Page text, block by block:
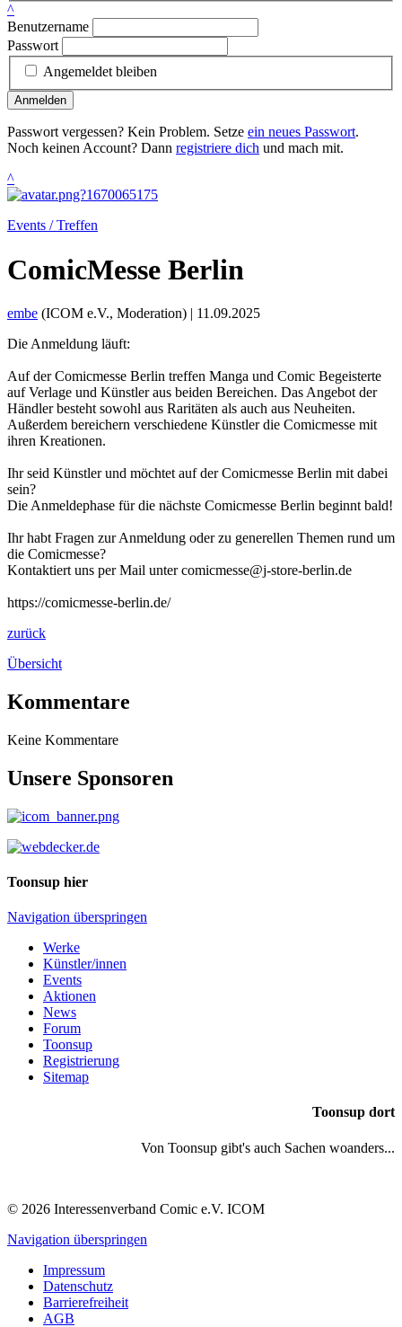
^
Benutzername
Passwort
Angemeldet bleiben
Anmelden
Passwort vergessen? Kein Problem. Setze ein neues Passwort.
Noch keinen Account? Dann registriere dich und mach mit.
^
Events / Treffen
ComicMesse Berlin
embe (ICOM e.V., Moderation) | 11.09.2025
Die Anmeldung läuft:
Auf der Comicmesse Berlin treffen Manga und Comic Begeisterte
auf Verlage und Künstler aus beiden Bereichen. Das Angebot der
Händler besteht sowohl aus Raritäten als auch aus Neuheiten.
Außerdem bereichern verschiedene Künstler die Comicmesse mit
ihren Kreationen.
Ihr seid Künstler und möchtet auf der Comicmesse Berlin mit dabei
sein?
Die Anmeldephase für die nächste Comicmesse Berlin beginnt bald!
Ihr habt Fragen zur Anmeldung oder zu generellen Themen rund um
die Comicmesse?
Kontaktiert uns per Mail unter comicmesse@j-store-berlin.de
https://comicmesse-berlin.de/
zurück
Übersicht
Kommentare
Keine Kommentare
Unsere Sponsoren
Toonsup hier
Navigation überspringen
Werke
Künstler/innen
Events
Aktionen
News
Forum
Toonsup
Registrierung
Sitemap
Toonsup dort
Von Toonsup gibt's auch Sachen woanders...
© 2026 Interessenverband Comic e.V. ICOM
Navigation überspringen
Impressum
Datenschutz
Barrierefreiheit
AGB